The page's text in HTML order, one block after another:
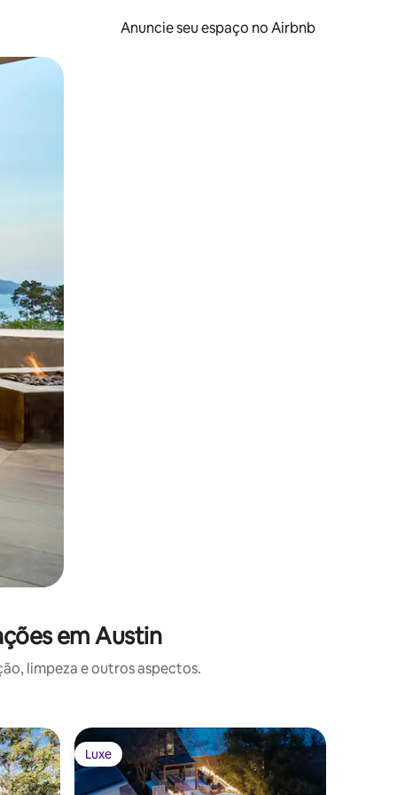
Anuncie seu espaço no Airbnb
o dedo na tela.
em Austin
limpeza e outros aspectos.
Luxe
Luxe